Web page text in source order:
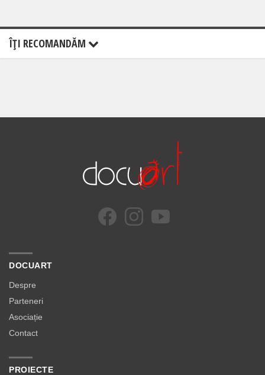
ÎŢI RECOMANDĂM
DOCUART
Despre
Parteneri
Asociație
Contact
PROIECTE